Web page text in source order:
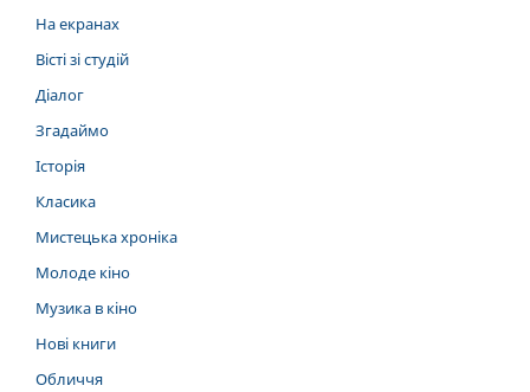
На екранах
Вісті зі студій
Діалог
Згадаймо
Історія
Класика
Мистецька хроніка
Молоде кіно
Музика в кіно
Нові книги
Обличчя